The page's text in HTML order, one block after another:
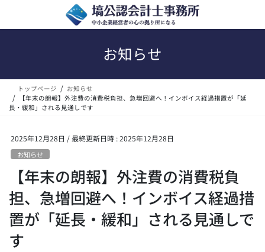
テ
ス
ゲ
ン
お知らせ
トップページ
お知らせ
【年末の朗報】外注費の消費税負担、急増回避へ！インボイス経過措置が「延
長・緩和」される見通しです
2025年12月28日 / 最終更新日時 :2025年12月28日
お知らせ
【年末の朗報】外注費の消費税負
担、急増回避へ！インボイス経過措
置が「延長・緩和」される見通しで
す